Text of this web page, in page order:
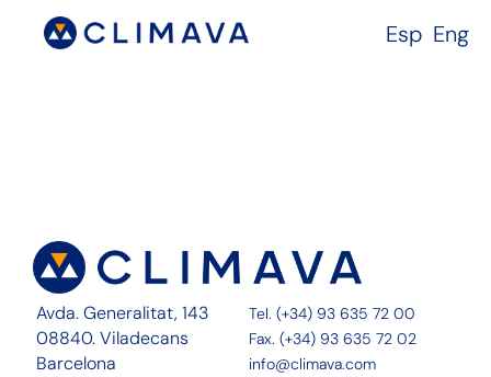
Esp Eng
Avda. Generalitat, 143
08840. Viladecans
Barcelona
Tel. (+34) 93 635 72 00
Fax. (+34) 93 635 72 02
info@climava.com